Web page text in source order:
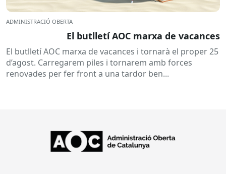
ADMINISTRACIÓ OBERTA
El butlletí AOC marxa de vacances
El butlletí AOC marxa de vacances i tornarà el proper 25
d’agost. Carregarem piles i tornarem amb forces
renovades per fer front a una tardor ben...